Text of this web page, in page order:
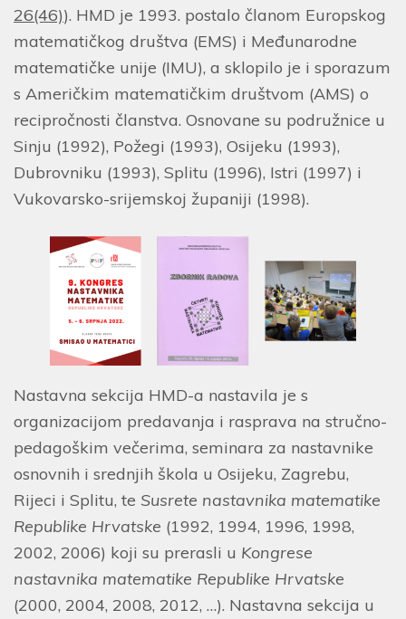
26(46)). HMD je 1993. postalo članom Europskog
matematičkog društva (EMS) i Međunarodne
matematičke unije (IMU), a sklopilo je i sporazum
s Američkim matematičkim društvom (AMS) o
recipročnosti članstva. Osnovane su podružnice u
Sinju (1992), Požegi (1993), Osijeku (1993),
Dubrovniku (1993), Splitu (1996), Istri (1997) i
Vukovarsko-srijemskoj županiji (1998).
Nastavna sekcija HMD-a nastavila je s
organizacijom predavanja i rasprava na stručno-
pedagoškim večerima, seminara za nastavnike
osnovnih i srednjih škola u Osijeku, Zagrebu,
Rijeci i Splitu, te Susrete nastavnika matematike
Republike Hrvatske (1992, 1994, 1996, 1998,
2002, 2006) koji su prerasli u Kongrese
nastavnika matematike Republike Hrvatske
(2000, 2004, 2008, 2012, …). Nastavna sekcija u